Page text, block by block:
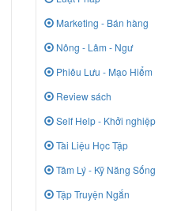
Marketing - Bán hàng
Nông - Lâm - Ngư
Phiêu Lưu - Mạo Hiểm
Review sách
Self Help - Khởi nghiệp
Tài Liệu Học Tập
Tâm Lý - Kỹ Năng Sống
Tập Truyện Ngắn